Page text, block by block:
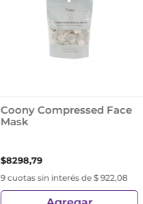
Coony Compressed Face
Mask
$8298,79
9 cuotas sin interés de $ 922,08